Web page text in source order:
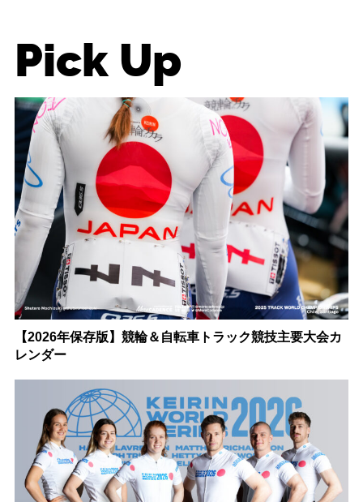
Pick Up
【2026年保存版】競輪＆自転車トラック競技主要大会カ
レンダー